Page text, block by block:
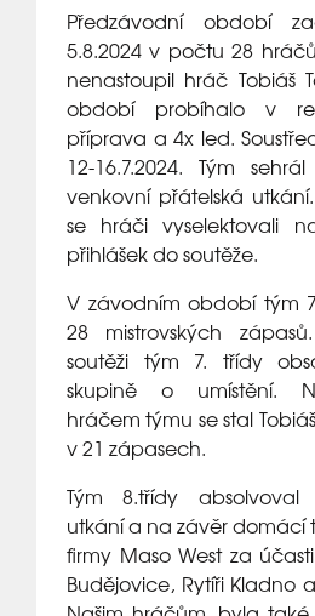
Předzávodní období
5.8.2024 v počtu 28
nenastoupil hráč Tobiáš
období probíhalo v
příprava a 4x led.
12-16.7.2024. Tým
venkovní přátelská
se hráči vyselektovali
přihlášek do soutěže.
V závodním období tým
28 mistrovských
soutěži tým 7. třídy
skupině o umístění.
hráčem týmu se stal
v 21 zápasech.
Tým 8.třídy absolvoval
utkání a na závěr domácí
firmy Maso West za
Budějovice, Rytíři Kladno